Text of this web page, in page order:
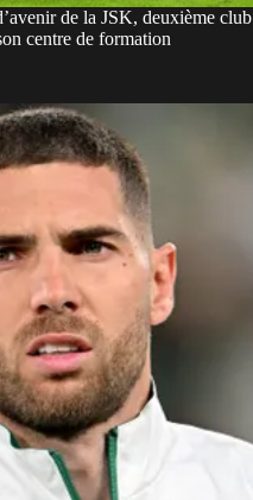
de la JSK, deuxième club
centre de formation